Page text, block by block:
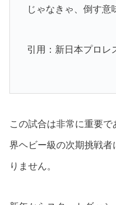
じゃなきゃ、倒す意
引用：新日本プロレ
この試合は非常に重要
界ヘビー級の次期挑戦
りません。